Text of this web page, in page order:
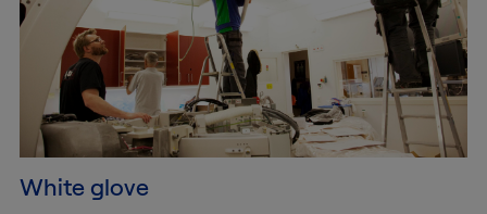
White glove